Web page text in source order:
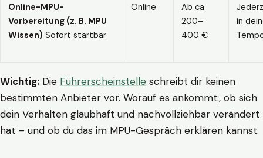
Online-MPU-
Vorbereitung (z. B. MPU
Wissen) Sofort startbar
Online
Ab ca.
200–
400 €
in
Wichtig: Die Führerscheinstelle schreibt dir keinen
bestimmten Anbieter vor. Worauf es ankommt:, ob sich
dein Verhalten glaubhaft und nachvollziehbar verändert
hat – und ob du das im MPU-Gespräch erklären kannst.